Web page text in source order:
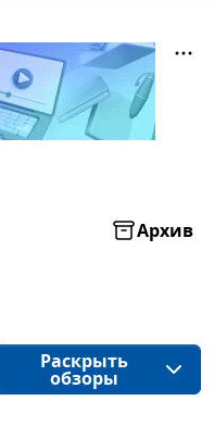
Архив
Раскрыть
обзоры